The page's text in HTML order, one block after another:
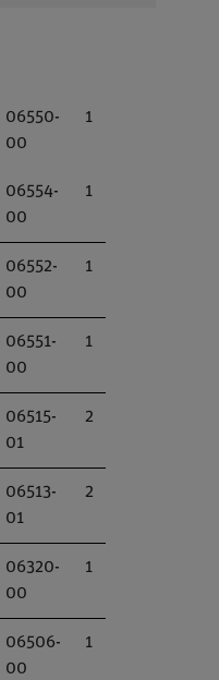
06550-
00
1
06554-
00
1
06552-
00
1
06551-
00
1
06515-
01
2
06513-
01
2
06320-
00
1
06506-
00
1